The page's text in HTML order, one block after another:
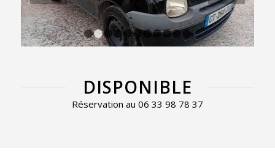
3 4 5 6 7 8 9 1011
DISPONIBLE
Réservation au 06 33 98 78 37